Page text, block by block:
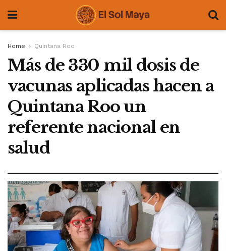
Home Quintana Roo
Más de 330 mil dosis de
vacunas aplicadas hacen a
Quintana Roo un
referente nacional en
salud